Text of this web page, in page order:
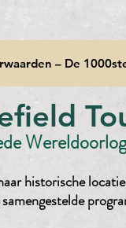
– De
historische